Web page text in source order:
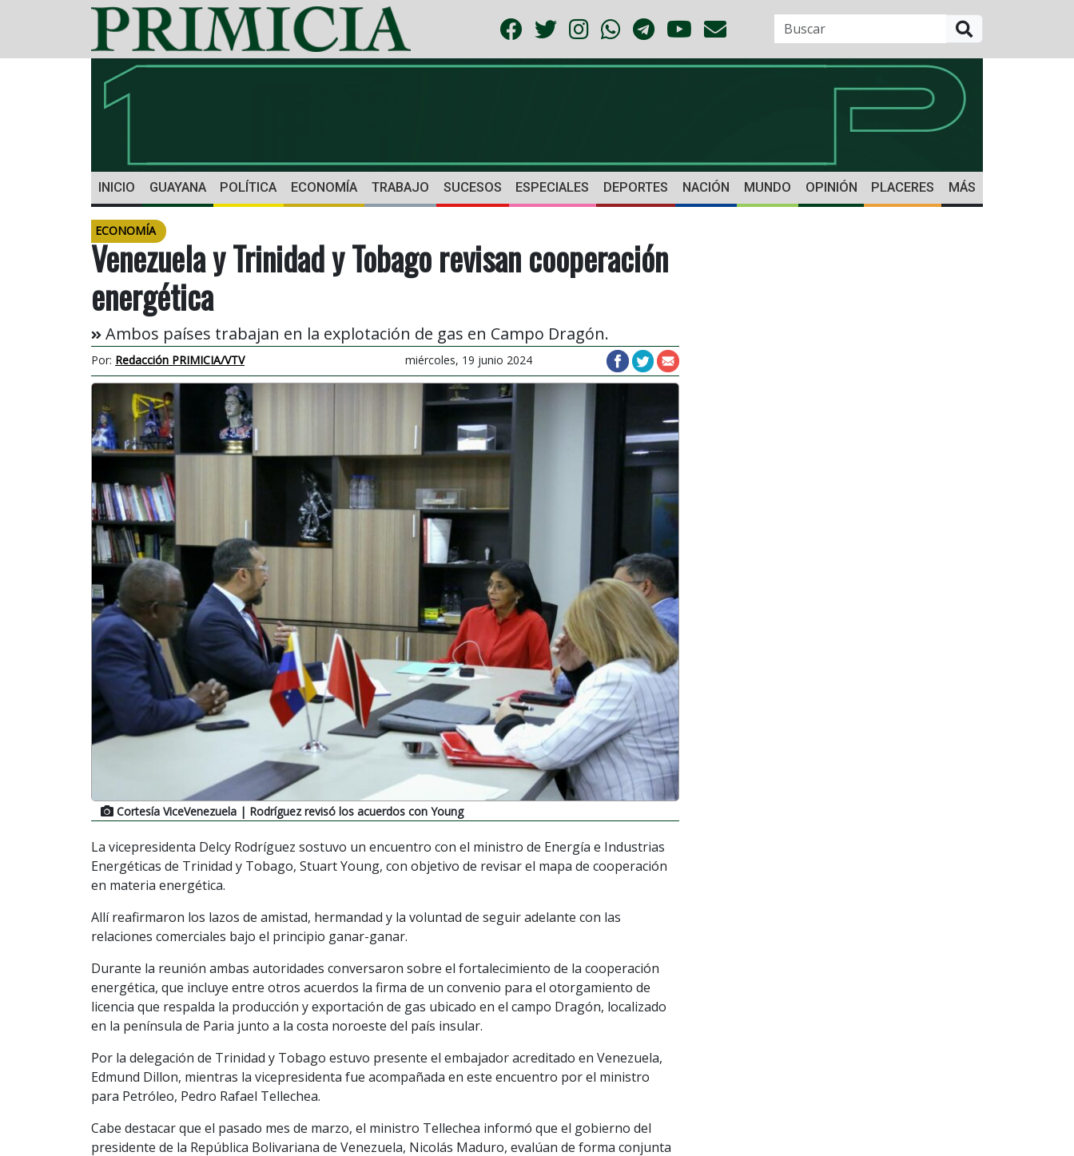
INICIO GUAYANA POLÍTICA ECONOMÍA TRABAJO SUCESOS ESPECIALES DEPORTES NACIÓN MUNDO OPINIÓN PLACERES MÁS
ECONOMÍA
Venezuela y Trinidad y Tobago revisan cooperación
energética
Ambos países trabajan en la explotación de gas en Campo Dragón.
Por: Redacción PRIMICIA/VTV miércoles, 19 junio 2024
Cortesía ViceVenezuela | Rodríguez revisó los acuerdos con Young
La vicepresidenta Delcy Rodríguez sostuvo un encuentro con el ministro de Energía e Industrias
Energéticas de Trinidad y Tobago, Stuart Young, con objetivo de revisar el mapa de cooperación
en materia energética.
Allí reafirmaron los lazos de amistad, hermandad y la voluntad de seguir adelante con las
relaciones comerciales bajo el principio ganar-ganar.
Durante la reunión ambas autoridades conversaron sobre el fortalecimiento de la cooperación
energética, que incluye entre otros acuerdos la firma de un convenio para el otorgamiento de
licencia que respalda la producción y exportación de gas ubicado en el campo Dragón, localizado
en la península de Paria junto a la costa noroeste del país insular.
Por la delegación de Trinidad y Tobago estuvo presente el embajador acreditado en Venezuela,
Edmund Dillon, mientras la vicepresidenta fue acompañada en este encuentro por el ministro
para Petróleo, Pedro Rafael Tellechea.
Cabe destacar que el pasado mes de marzo, el ministro Tellechea informó que el gobierno del
presidente de la República Bolivariana de Venezuela, Nicolás Maduro, evalúan de forma conjunta